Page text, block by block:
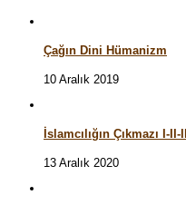
Çağın Dini Hümanizm
10 Aralık 2019
İslamcılığın Çıkmazı I-II-III
13 Aralık 2020